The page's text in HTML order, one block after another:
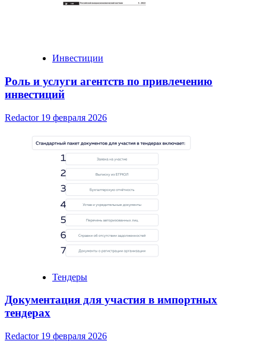
Инвестиции
Роль и услуги агентств по привлечению
инвестиций
Redactor 19 февраля 2026
Тендеры
Документация для участия в импортных
тендерах
Redactor 19 февраля 2026